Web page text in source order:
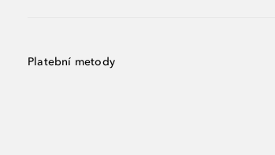
Platební metody